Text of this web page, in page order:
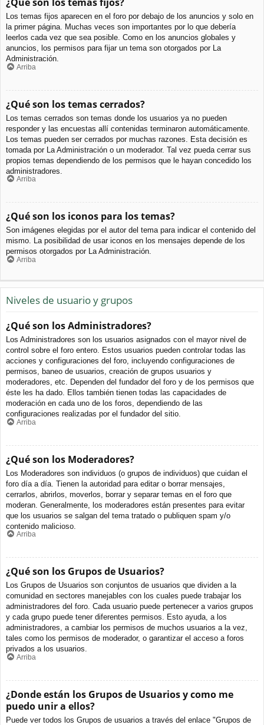
Los temas fijos aparecen en el foro por debajo de los anuncios y solo en
la primer página. Muchas veces son importantes por lo que debería
leerlos cada vez que sea posible. Como en los anuncios globales y
anuncios, los permisos para fijar un tema son otorgados por La
Administración.
Arriba
¿Qué son los temas cerrados?
Los temas cerrados son temas donde los usuarios ya no pueden
responder y las encuestas allí contenidas terminaron automáticamente.
Los temas pueden ser cerrados por muchas razones. Esta decisión es
tomada por La Administración o un moderador. Tal vez pueda cerrar sus
propios temas dependiendo de los permisos que le hayan concedido los
administradores.
Arriba
¿Qué son los iconos para los temas?
Son imágenes elegidas por el autor del tema para indicar el contenido del
mismo. La posibilidad de usar iconos en los mensajes depende de los
permisos otorgados por La Administración.
Arriba
Niveles de usuario y grupos
¿Qué son los Administradores?
Los Administradores son los usuarios asignados con el mayor nivel de
control sobre el foro entero. Estos usuarios pueden controlar todas las
acciones y configuraciones del foro, incluyendo configuraciones de
permisos, baneo de usuarios, creación de grupos usuarios y
moderadores, etc. Dependen del fundador del foro y de los permisos que
éste les ha dado. Ellos también tienen todas las capacidades de
moderación en cada uno de los foros, dependiendo de las
configuraciones realizadas por el fundador del sitio.
Arriba
¿Qué son los Moderadores?
Los Moderadores son individuos (o grupos de individuos) que cuidan el
foro día a día. Tienen la autoridad para editar o borrar mensajes,
cerrarlos, abrirlos, moverlos, borrar y separar temas en el foro que
moderan. Generalmente, los moderadores están presentes para evitar
que los usuarios se salgan del tema tratado o publiquen spam y/o
contenido malicioso.
Arriba
¿Qué son los Grupos de Usuarios?
Los Grupos de Usuarios son conjuntos de usuarios que dividen a la
comunidad en sectores manejables con los cuales puede trabajar los
administradores del foro. Cada usuario puede pertenecer a varios grupos
y cada grupo puede tener diferentes permisos. Esto ayuda, a los
administradores, a cambiar los permisos de muchos usuarios a la vez,
tales como los permisos de moderador, o garantizar el acceso a foros
privados a los usuarios.
Arriba
¿Donde están los Grupos de Usuarios y como me
puedo unir a ellos?
Puede ver todos los Grupos de usuarios a través del enlace "Grupos de